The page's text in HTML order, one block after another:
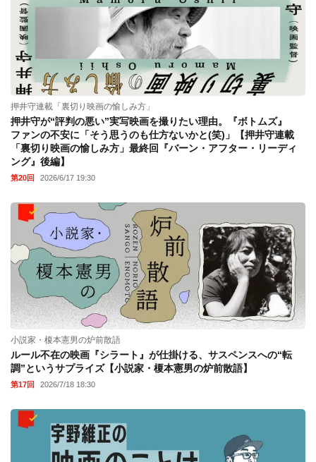
押井守連載「裏切り映画の愉しみ方」
押井守が“評判の悪い”実写映画を撮りたい理由。『ボトムズ』
ファンの不安に「そう思うのも仕方ないかと(笑)」【押井守連載
「裏切り映画の愉しみ方」最終回『バーン・アフター・リーディ
ング』後編】
第20回 2026/6/17 19:30
小説家・榎本憲男の炉前散語
ルール不在の映画『シラート』が仕掛ける、サスペンスへの“転
調”というサプライズ【小説家・榎本憲男の炉前散語】
第17回 2026/7/18 18:30